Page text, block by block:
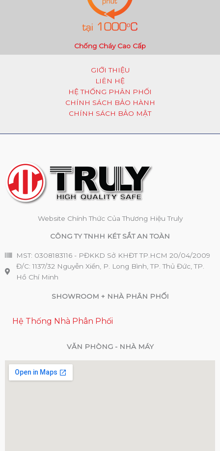
Chống Cháy Cao Cấp
GIỚI THIỆU
LIÊN HỆ
HỆ THỐNG PHÂN PHỐI
CHÍNH SÁCH BẢO HÀNH
CHÍNH SÁCH BẢO MẬT
Website Chính Thức Của Thương Hiệu Truly
CÔNG TY TNHH KÉT SẮT AN TOÀN
MST: 0308183116 - PĐKKD Sở KHĐT TP.HCM 20/04/2009
Đ/C: 1137/32 Nguyễn Xiển, P. Long Bình, TP. Thủ Đức, TP.
Hồ Chí Minh
SHOWROOM + NHÀ PHÂN PHỐI
Hệ Thống Nhà Phân Phối
VĂN PHÒNG - NHÀ MÁY